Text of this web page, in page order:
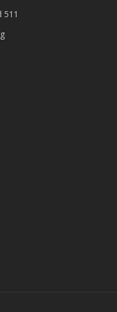
511